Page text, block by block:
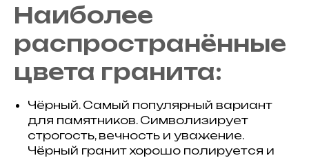
Наиболее
распространённые
цвета гранита:
Чёрный. Самый популярный вариант
для памятников. Символизирует
строгость, вечность и уважение.
Чёрный гранит хорошо полируется и